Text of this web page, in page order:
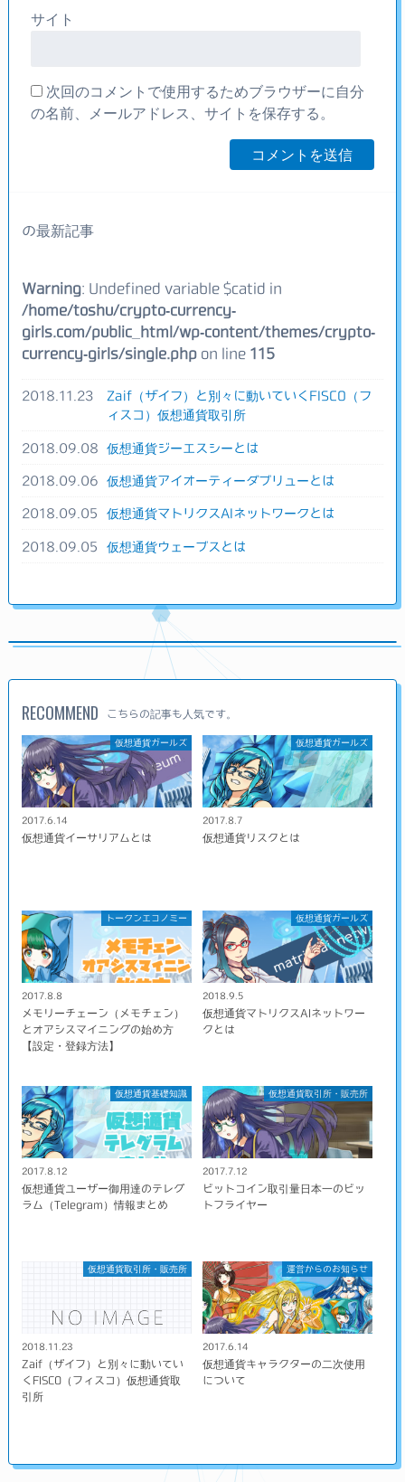
サイト
次回のコメントで使用するためブラウザーに自分
の名前、メールアドレス、サイトを保存する。
の最新記事
Warning: Undefined variable $catid in
/home/toshu/crypto-currency-
girls.com/public_html/wp-content/themes/crypto-
currency-girls/single.php on line 115
2018.11.23
Zaif（ザイフ）と別々に動いていくFISCO（フ
ィスコ）仮想通貨取引所
2018.09.08 仮想通貨ジーエスシーとは
2018.09.06 仮想通貨アイオーティーダブリューとは
2018.09.05 仮想通貨マトリクスAIネットワークとは
2018.09.05 仮想通貨ウェーブスとは
RECOMMEND こちらの記事も人気です。
仮想通貨ガールズ
2017.6.14
仮想通貨イーサリアムとは
仮想通貨ガールズ
2017.8.7
仮想通貨リスクとは
トークンエコノミー
2017.8.8
メモリーチェーン（メモチェン）
とオアシスマイニングの始め方
【設定・登録方法】
仮想通貨ガールズ
2018.9.5
仮想通貨マトリクスAIネットワー
クとは
仮想通貨基礎知識
2017.8.12
仮想通貨ユーザー御用達のテレグ
ラム（Telegram）情報まとめ
仮想通貨取引所・販売所
2017.7.12
ビットコイン取引量日本一のビッ
トフライヤー
仮想通貨取引所・販売所
2018.11.23
Zaif（ザイフ）と別々に動いてい
くFISCO（フィスコ）仮想通貨取
引所
運営からのお知らせ
2017.6.14
仮想通貨キャラクターの二次使用
について